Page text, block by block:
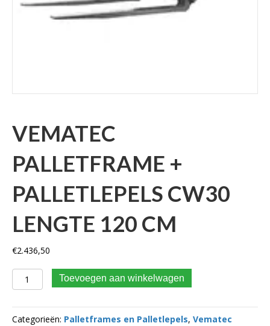
VEMATEC
PALLETFRAME +
PALLETLEPELS CW30
LENGTE 120 CM
€2.436,50
VEMATEC Palletframe + Palletlepels CW30 Lengte 120 cm
aantal
Toevoegen aan winkelwagen
Categorieën: Palletframes en Palletlepels, Vematec